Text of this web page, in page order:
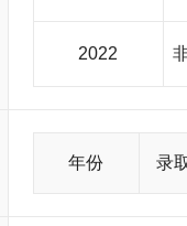
2022
年份 录